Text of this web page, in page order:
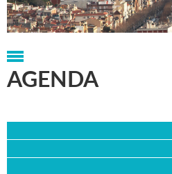
Portada > Agenda > 20-10-2017
AGENDA